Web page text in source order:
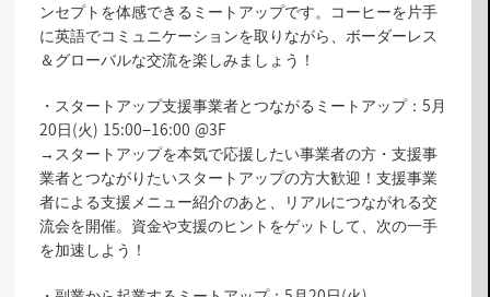
ンセプトを体感できるミートアップです。コーヒーを片手
に英語でコミュニケーションを取りながら、ボーダーレス
＆グローバルな交流を楽しみましょう！
・スタートアップ支援事業者とつながるミートアップ：5月
20日(火) 15:00−16:00 @3F
→スタートアップを本気で応援したい事業者の方・支援事
業者とつながりたいスタートアップの方大歓迎！支援事業
者による支援メニュー紹介のあと、リアルにつながれる交
流会を開催。資金や支援のヒントをゲットして、次の一手
を加速しよう！